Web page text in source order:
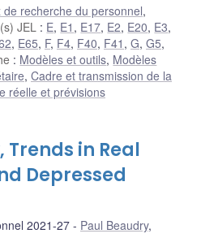
de recherche du personnel,
JEL : E, E1 , E17, E2, E20, E3,
, E65, F, F4, F40, F41 , G, G5,
: Modèles et outils, Modèles
, Cadre et transmission de la
réelle et prévisions
in Real
Depressed
2021-27 Paul Beaudry,